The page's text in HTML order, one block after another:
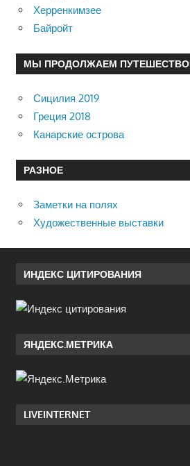
Херренкимзее
Байройт
МЫ ПРОДОЛЖАЕМ
Сицилия 2019
Греция 2018
Канарские острова
РАЗНОЕ
Заметки на полях
Художественные выставки
ИНДЕКС ЦИТИРОВАНИЯ
ЯНДЕКС.МЕТРИКА
LIVEINTERNET